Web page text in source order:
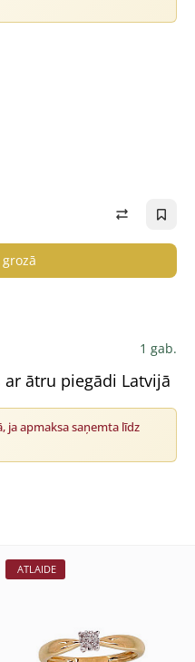
1 gab.
ātru piegādi Latvijā
ja apmaksa saņemta līdz
ATLAIDE